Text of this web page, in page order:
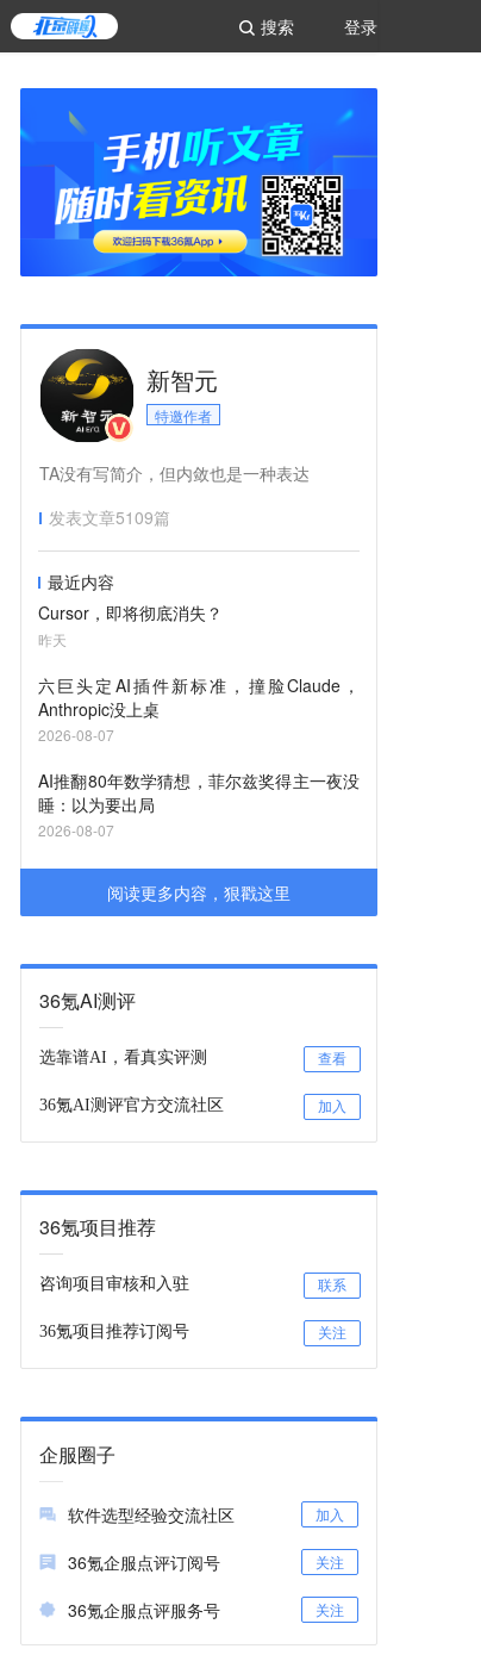
登录
搜索
新智元
特邀作者
TA没有写简介，但内敛也是一种表达
发表文章5109篇
最近内容
Cursor，即将彻底消失？
昨天
六巨头定AI插件新标准，撞脸Claude，
Anthropic没上桌
2026-08-07
AI推翻80年数学猜想，菲尔兹奖得主一夜没
睡：以为要出局
2026-08-07
阅读更多内容，狠戳这里
36氪AI测评
选靠谱AI，看真实评测 查看
36氪AI测评官方交流社区 加入
36氪项目推荐
咨询项目审核和入驻 联系
36氪项目推荐订阅号 关注
企服圈子
软件选型经验交流社区 加入
36氪企服点评订阅号 关注
36氪企服点评服务号 关注